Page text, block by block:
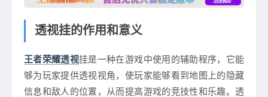
透视挂的作用和意义
王者荣耀透视挂是一种在游戏中使用的辅助程序，它能
够为玩家提供透视视角，使玩家能够看到地图上的隐藏
信息和敌人的位置，从而提高游戏的竞技性和乐趣。透